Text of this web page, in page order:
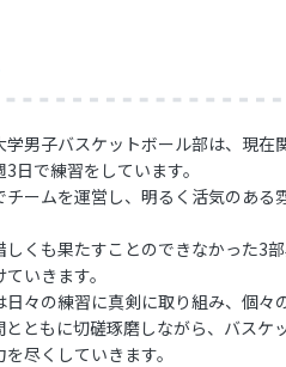
学男子バスケットボール部は、現
日で練習をしています。
チームを運営し、明るく活気のあ
しくも果たすことのできなかった3
いきます。
日々の練習に真剣に取り組み、個
とともに切磋琢磨しながら、バス
尽くしていきます。